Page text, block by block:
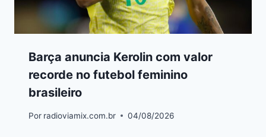
Barça anuncia Kerolin com valor
recorde no futebol feminino
brasileiro
Por radioviamix.com.br 04/08/2026